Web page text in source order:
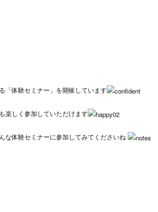
「体験セミナー」を開催しています
楽しく参加していただけます
な体験セミナーに参加してみてくださいね